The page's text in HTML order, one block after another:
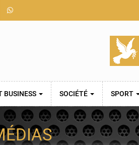
BUSINESS SOCIÉTÉ SPORT